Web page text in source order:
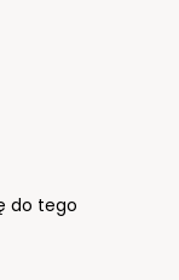
do tego